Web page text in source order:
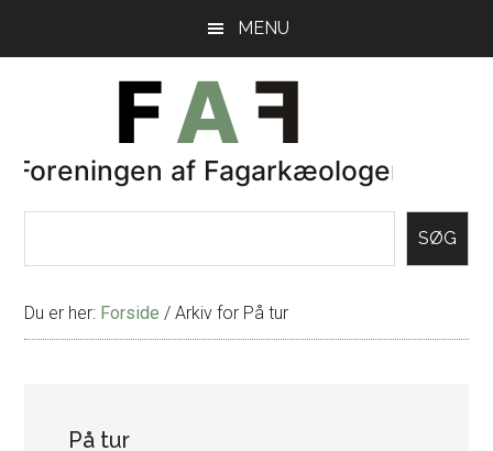
MENU
SØG
Du er her: Forside / Arkiv for På tur
På tur